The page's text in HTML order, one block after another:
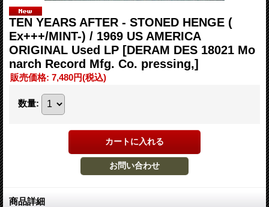
TEN YEARS AFTER - STONED HENGE (
Ex+++/MINT-) / 1969 US AMERICA
ORIGINAL Used LP [DERAM DES 18021 Mo
narch Record Mfg. Co. pressing,]
販売価格: 7,480円(税込)
数量:
商品詳細